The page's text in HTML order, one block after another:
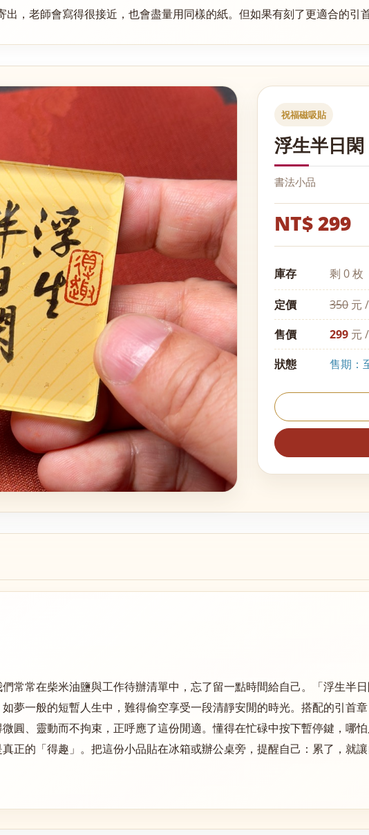
出，老師會寫得很接近，也會盡量用同樣的紙。但如果有刻了更適合的引
祝福磁吸貼
浮生半日
書法小品
NT$ 299
庫存 剩 0 枚
定價 350 元
售價
299 元
狀態
售期：
常常在柴米油鹽與工作待辦清單中，忘了留一點時間給自己。「浮生半
夢一般的短暫人生中，難得偷空享受一段清靜安閒的時光。搭配的引首
圓、靈動而不拘束，正呼應了這份閒適。懂得在忙碌中按下暫停鍵，哪
正的「得趣」。把這份小品貼在冰箱或辦公桌旁，提醒自己：累了，就